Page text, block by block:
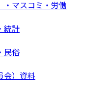
・マスコミ・労働
統計
民俗
会）資料